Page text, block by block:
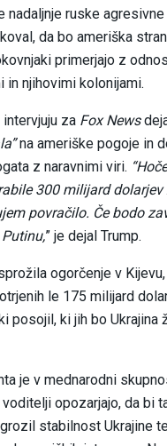
nadaljnje ruske
da bo ameriška
primerjajo z
in njihovimi kolonijami.
intervjuju za Fox News
na ameriške pogoje in
z naravnimi viri.
300 milijard
povračilo. Če bodo
” je dejal Trump.
ogorčenje v
le 175 milijard
posojil, ki jih bo Ukrajina
je v mednarodni
opozarjajo, da bi
stabilnost Ukrajine